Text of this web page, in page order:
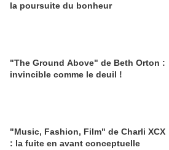
la poursuite du bonheur
"The Ground Above" de Beth Orton :
invincible comme le deuil !
"Music, Fashion, Film" de Charli XCX
: la fuite en avant conceptuelle